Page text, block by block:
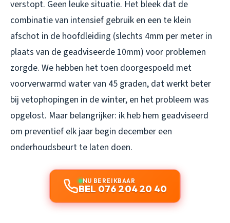
verstopt. Geen leuke situatie. Het bleek dat de
combinatie van intensief gebruik en een te klein
afschot in de hoofdleiding (slechts 4mm per meter in
plaats van de geadviseerde 10mm) voor problemen
zorgde. We hebben het toen doorgespoeld met
voorverwarmd water van 45 graden, dat werkt beter
bij vetophopingen in de winter, en het probleem was
opgelost. Maar belangrijker: ik heb hem geadviseerd
om preventief elk jaar begin december een
onderhoudsbeurt te laten doen.
NU BEREIKBAAR
BEL 076 204 20 40